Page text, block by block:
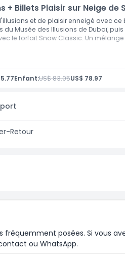
de la ville depuis la plateforme
+ Billets Plaisir sur Neige de
et de plaisir enneigé avec ce
du Musée des Illusions de Dubaï,
le forfait Snow Classic. Un
jeux avec puzzles et jeux de réflexion
Enfant:US$ 83.05US$ 78.97
Retour
fréquemment posées. Si vous
ou WhatsApp.